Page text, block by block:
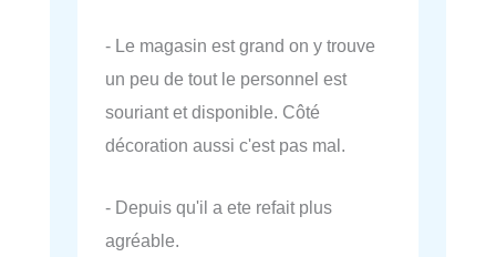
- Le magasin est grand on y trouve
un peu de tout le personnel est
souriant et disponible. Côté
décoration aussi c'est pas mal.
- Depuis qu'il a ete refait plus
agréable.